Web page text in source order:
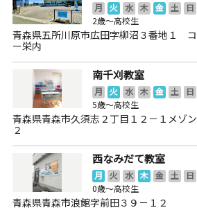
月 火 水 木 金 土
日
2歳～高校生
青森県五所川原市広田字柳沼３番地１
ー栄内
南千刈教室
月 火 水 木 金 土
日
5歳～高校生
青森県青森市久須志２丁目１２－１メゾ
２
西なみだて教室
月 火 水 木 金 土
日
0歳～高校生
青森県青森市浪館字前田３９－１２